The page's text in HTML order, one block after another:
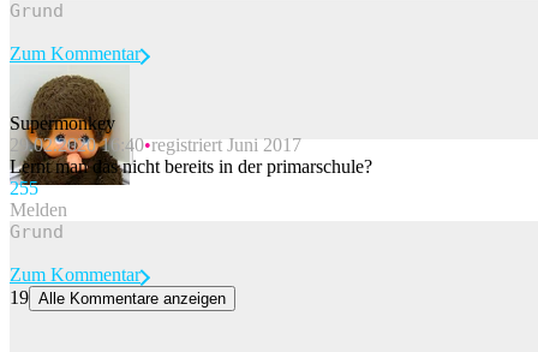
Beitrag melden
Zum Kommentar
Supermonkey
29.02.2020 16:40 registriert Juni 2017
Lernt man das nicht bereits in der primarschule?
255
Melden
Zum Kommentar
19 Alle Kommentare anzeigen